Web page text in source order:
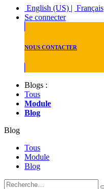
English (US) | Français
Se connecter
NOUS CONTACTER
Blogs :
Tous
Module
Blog
Blog
Tous
Module
Blog